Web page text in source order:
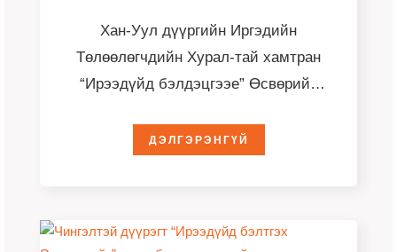
Хан-Уул дүүргийн Иргэдийн
Төлөөлөгчдийн Хурал-тай хамтран
“Ирээдүйд бэлдэцгээе” Өсвөрийн
21, 28-ны өдрүүдэд амжилттай
ДЭЛГЭРЭНГҮЙ